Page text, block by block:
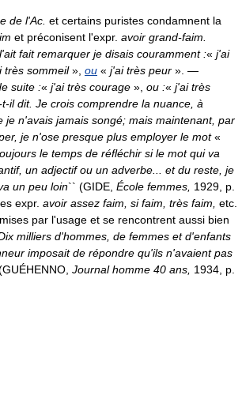
de l'Ac. et certains puristes condamnent la
et préconisent l'expr. avoir grand-faim.
fait remarquer je disais couramment :« j'ai
très sommeil», ou « j'ai très peur ». —
suite :« j'ai très courage », ou :« j'ai très
il dit. Je crois comprendre la nuance, à
je n'avais jamais songé; mais maintenant, par
je n'ose presque plus employer le mot«
le temps de réfléchir si le mot qui va
un adjectif ou un adverbe... et du reste, je
un peu loin`` (GIDE, École femmes, 1929, p.
expr. avoir assez faim, si faim, très faim, etc.
par l'usage et se rencontrent aussi bien
milliers d'hommes, de femmes et d'enfants
imposait de répondre qu'ils n'avaient pas
Journal homme 40 ans, 1934, p.